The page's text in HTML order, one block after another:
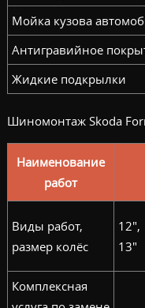
Мойка кузова
Антигравийное
Жидкие подкрылки
Шиномонтаж Skoda
Наименование
работ
Виды работ,
размер колёс
12",
13"
Комплексная